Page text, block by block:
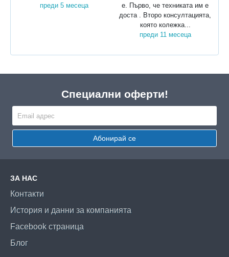
преди 5 месеца
е. Първо, че техниката им е
доста . Второ консултацията,
която колежка...
преди 11 месеца
Специални оферти!
Абонирай се
ЗА НАС
Контакти
История и данни за компанията
Facebook страница
Блог